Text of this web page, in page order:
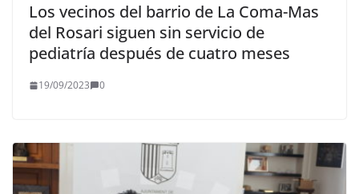
Los vecinos del barrio de La Coma-Mas
del Rosari siguen sin servicio de
pediatría después de cuatro meses
19/09/2023 0